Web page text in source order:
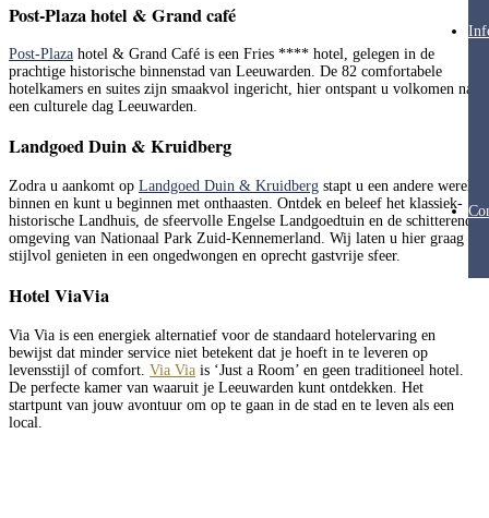
Post-Plaza hotel & Grand café
Post-Plaza hotel & Grand Café is een Fries **** hotel, gelegen in de
prachtige historische binnenstad van Leeuwarden. De 82 comfortabele
hotelkamers en suites zijn smaakvol ingericht, hier ontspant u volkomen na
een culturele dag Leeuwarden.
Landgoed Duin & Kruidberg
Zodra u aankomt op Landgoed Duin & Kruidberg stapt u een andere wereld
binnen en kunt u beginnen met onthaasten. Ontdek en beleef het klassiek-
historische Landhuis, de sfeervolle Engelse Landgoedtuin en de schitterende
omgeving van Nationaal Park Zuid-Kennemerland. Wij laten u hier graag
stijlvol genieten in een ongedwongen en oprecht gastvrije sfeer.
​Hotel ViaVia
Via Via is een energiek alternatief voor de standaard hotelervaring en
bewijst dat minder service niet betekent dat je hoeft in te leveren op
levensstijl of comfort. Via Via is ‘Just a Room’ en geen traditioneel hotel.
De perfecte kamer van waaruit je Leeuwarden kunt ontdekken. Het
startpunt van jouw avontuur om op te gaan in de stad en te leven als een
local.